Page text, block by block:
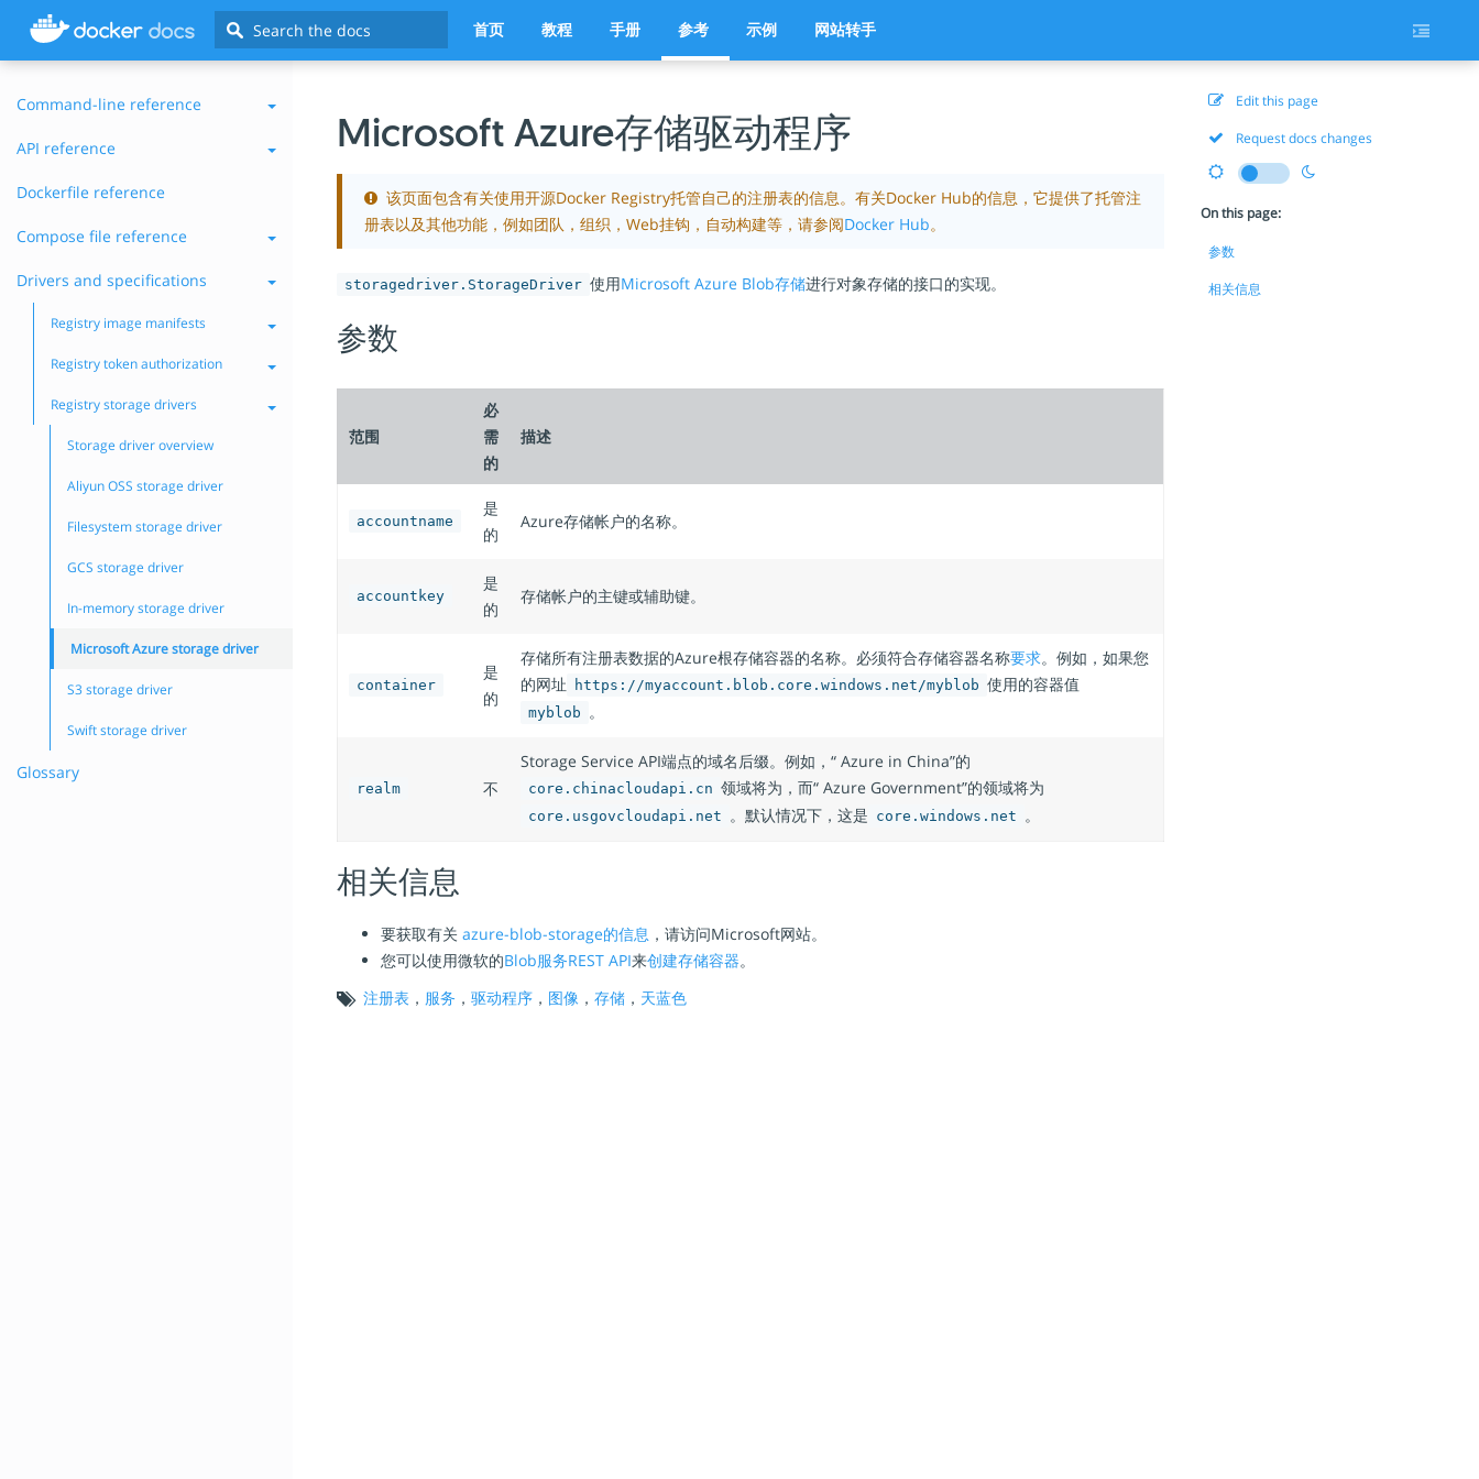
Search 首页 教程 手册 参考 示例 网站转手
Microsoft Azure存储驱动程序
该页面包含有关使用开源Docker Registry托管自己的注册表的信息。有关Docker Hub的信息，它提供了托管注
册表以及其他功能，例如团队，组织，Web挂钩，自动构建等，请参阅Docker Hub。
storagedriver.StorageDriver 使用Microsoft Azure Blob存储进行对象存储的接口的实现。
参数
范围
必
需
的
描述
accountname
是
的
Azure存储帐户的名称。
accountkey
是
的
存储帐户的主键或辅助键。
container
是
的
存储所有注册表数据的Azure根存储容器的名称。必须符合存储容器名称要求。例如，如果您
的网址
https://myaccount.blob.core.windows.net/myblob 使用的容器值
myblob 。
realm 不
Storage Service API端点的域名后缀。例如，“ Azure in China”的
core.chinacloudapi.cn 领域将为，而“ Azure Government”的领域将为
core.usgovcloudapi.net 。默认情况下，这是 core.windows.net 。
相关信息
要获取有关 azure-blob-storage的信息 ，请访问Microsoft网站。
您可以使用微软的Blob服务REST API来创建存储容器。
注册表 ， 服务 ， 驱动程序 ， 图像 ， 存储 ， 天蓝色
Command-line reference
API reference
Dockerfile reference
Compose file reference
Drivers and specifications
Registry image manifests
Registry token authorization
Registry storage drivers
Storage driver overview
Aliyun OSS storage driver
Filesystem storage driver
GCS storage driver
In-memory storage driver
Microsoft Azure storage driver
S3 storage driver
Swift storage driver
Glossary
Edit this page
Request docs changes
On this page:
参数
相关信息